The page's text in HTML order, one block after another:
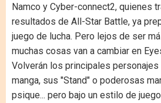
Namco y Cyber-connect2, quienes
resultados de All-Star Battle, ya
juego de lucha. Pero lejos de ser
muchas cosas van a cambiar en
Volverán los principales
manga, sus "Stand" o poderosas
psique... pero bajo un estilo de